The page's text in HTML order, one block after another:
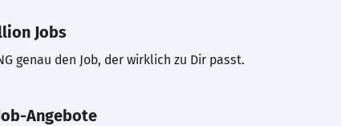
Jobs
genau den Job, der wirklich zu Dir passt.
Angebote